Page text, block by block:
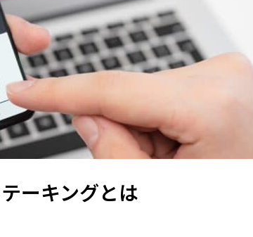
ーキングとは